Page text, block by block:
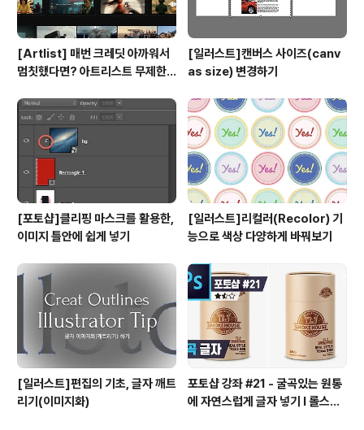
[Artlist] 매번 크레딧 아까워서
멈칫했다면? 아트리스트 무제한
[일러스트]캔버스 사이즈(canv
as size) 변경하기
[포토샵]클리핑 마스크를 활용한,
이미지 틀안에 쉽게 넣기
[일러스트]리컬러(Recolor) 기
능으로 색상 다양하게 바꿔보기
[일러스트]편집의 기초, 글자 깨트
리기(이미지화)
포토샵 강좌 #21 - 굴곡있는 원통
에 자연스럽게 글자 넣기 I 롤스토